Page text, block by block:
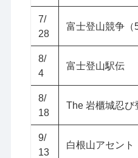
7/
28
富士登山競争（
8/
4
富士登山駅伝
8/
18
The 岩櫃城忍び
9/
13
白根山アセント